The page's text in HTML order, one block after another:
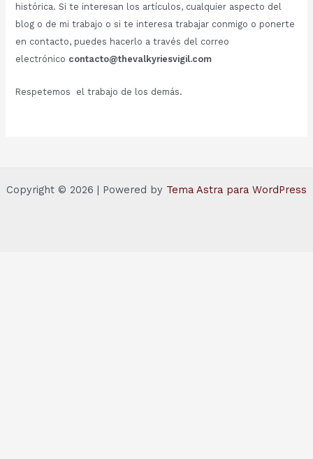
histórica. Si te interesan los artículos, cualquier aspecto del
blog o de mi trabajo o si te interesa trabajar conmigo o ponerte
en contacto, puedes hacerlo a través del correo
electrónico contacto@thevalkyriesvigil.com
Respetemos el trabajo de los demás.
Copyright © 2026 | Powered by Tema Astra para WordPress